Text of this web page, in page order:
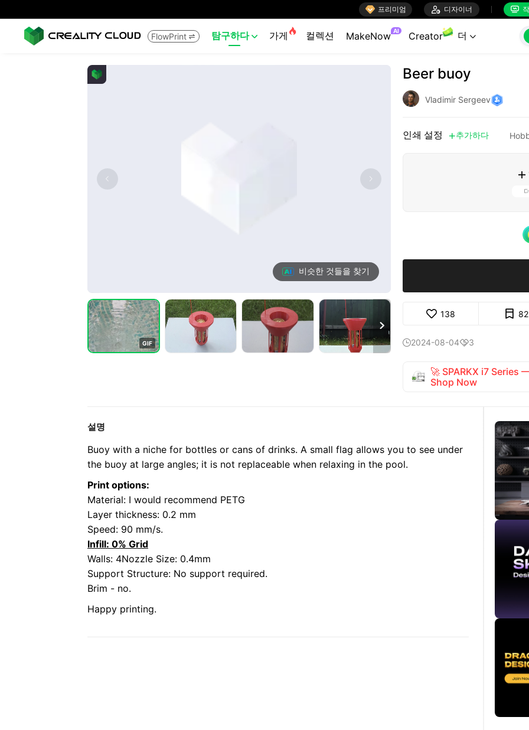
 프리미엄  디자이너 
FlowPrint  탐구하다  가게  컬렉션 MakeNow AI Creator 더 
비슷한 것들을 찾기
GIF

Beer buoy
Vladimir Sergeev
인쇄 설정  추가하다

138 82
2024-08-043
🚀 SPARKX i7 Series
Shop Now
설명
Buoy with a niche for bottles or cans of drinks. A small flag allows you to see under
the buoy at large angles; it is not replaceable when relaxing in the pool.
Print options:
Material: I would recommend PETG
Layer thickness: 0.2 mm
Speed: 90 mm/s.
Infill: 0% Grid
Walls: 4Nozzle Size: 0.4mm
Support Structure: No support required.
Brim - no.
Happy printing.